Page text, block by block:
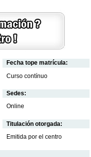
Fecha tope matrícula:
Curso contínuo
Sedes:
Online
Titulación otorgada:
Emitida por el centro